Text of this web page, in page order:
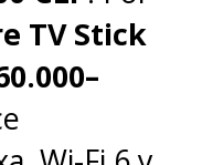
TV Stick